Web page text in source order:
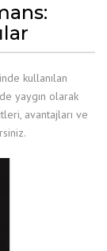
kullanılan
yaygın olarak
avantajları ve